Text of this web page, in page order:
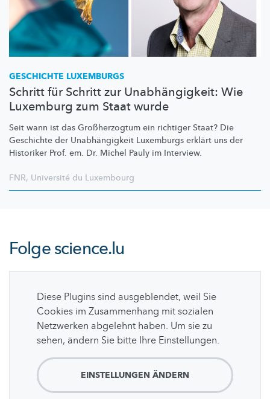
GESCHICHTE LUXEMBURGS
Schritt für Schritt zur Unabhängigkeit: Wie
Luxemburg zum Staat wurde
Seit wann ist das Großherzogtum ein richtiger Staat? Die
Geschichte der Unabhängigkeit Luxemburgs erklärt uns der
Historiker Prof. em. Dr. Michel Pauly im Interview.
FNR, Université du Luxembourg
Folgescience.lu
Diese Plugins sind ausgeblendet, weil Sie
Cookies im Zusammenhang mit sozialen
Netzwerken abgelehnt haben. Um sie zu
sehen, ändern Sie bitte Ihre Einstellungen.
EINSTELLUNGEN ÄNDERN